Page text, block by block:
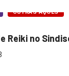
OUTRAS AÇÕES
Reiki no